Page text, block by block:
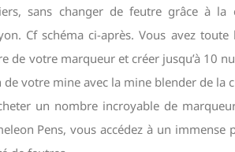
sans changer de feutre grâce à la
Cf schéma ci-après. Vous avez
de votre marqueur et créer jusqu’à 10
de votre mine avec la mine blender de la
un nombre incroyable de
Pens, vous accédez à un immense